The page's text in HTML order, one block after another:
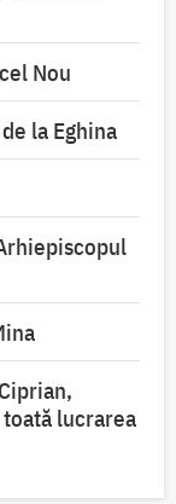
Nou
la Eghina
lucrarea